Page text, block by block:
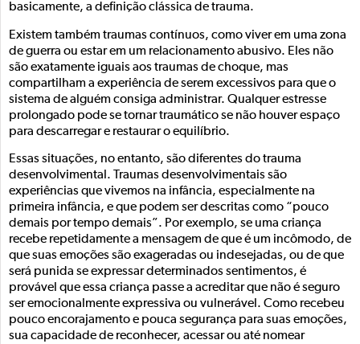
basicamente, a definição clássica de trauma.
Existem também traumas contínuos, como viver em uma zona
de guerra ou estar em um relacionamento abusivo. Eles não
são exatamente iguais aos traumas de choque, mas
compartilham a experiência de serem excessivos para que o
sistema de alguém consiga administrar. Qualquer estresse
prolongado pode se tornar traumático se não houver espaço
para descarregar e restaurar o equilíbrio.
Essas situações, no entanto, são diferentes do trauma
desenvolvimental. Traumas desenvolvimentais são
experiências que vivemos na infância, especialmente na
primeira infância, e que podem ser descritas como “pouco
demais por tempo demais”. Por exemplo, se uma criança
recebe repetidamente a mensagem de que é um incômodo, de
que suas emoções são exageradas ou indesejadas, ou de que
será punida se expressar determinados sentimentos, é
provável que essa criança passe a acreditar que não é seguro
ser emocionalmente expressiva ou vulnerável. Como recebeu
pouco encorajamento e pouca segurança para suas emoções,
sua capacidade de reconhecer, acessar ou até nomear